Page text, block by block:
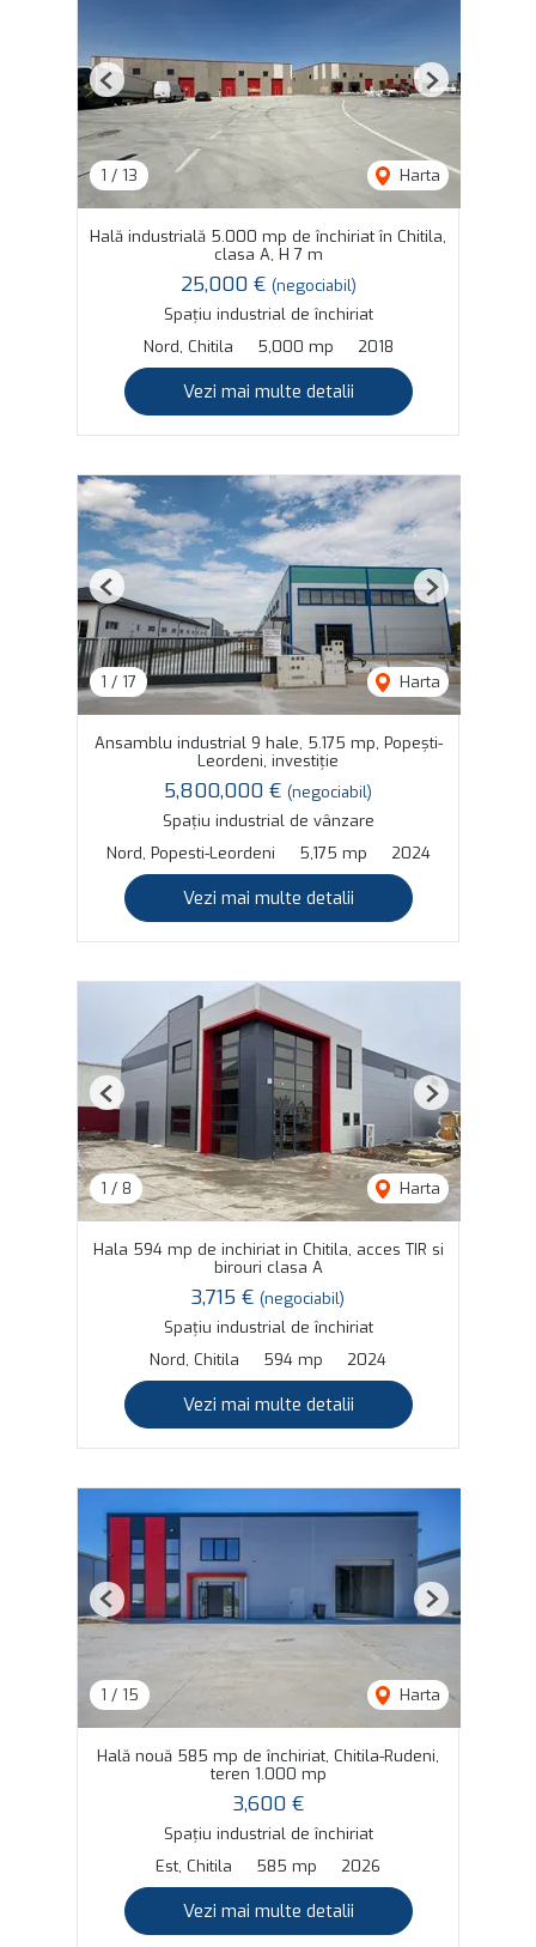
1 / 13 Harta
Previous Next
Hală industrială 5.000 mp de închiriat în Chitila,
clasa A, H 7 m
25,000 € (negociabil)
Spațiu industrial de închiriat
Nord, Chitila
5,000 mp 2018
Vezi mai multe detalii
1 / 17 Harta
Previous Next
Ansamblu industrial 9 hale, 5.175 mp, Popești-
Leordeni, investiție
5,800,000 € (negociabil)
Spațiu industrial de vânzare
Nord, Popesti-Leordeni
5,175 mp 2024
Vezi mai multe detalii
1 / 8 Harta
Previous Next
Hala 594 mp de inchiriat in Chitila, acces TIR si
birouri clasa A
3,715 € (negociabil)
Spațiu industrial de închiriat
Nord, Chitila
594 mp 2024
Vezi mai multe detalii
1 / 15 Harta
Previous Next
Hală nouă 585 mp de închiriat, Chitila-Rudeni,
teren 1.000 mp
3,600 €
Spațiu industrial de închiriat
Est, Chitila
585 mp 2026
Vezi mai multe detalii